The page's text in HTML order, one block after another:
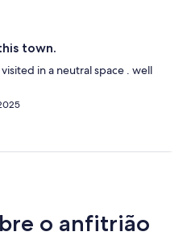
town.
in a neutral space . well
o anfitrião